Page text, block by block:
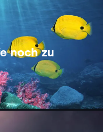
noch zu